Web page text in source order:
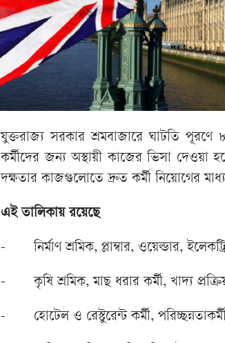
যুক্তরাজ্য সরকার শ্রমবাজারে ঘাটতি পূরণে
কর্মীদের জন্য অস্থায়ী কাজের ভিসা দেওয়া
দক্ষতার কাজগুলোতে দ্রুত কর্মী নিয়োগের
এই তালিকায় রয়েছে
- নির্মাণ শ্রমিক, প্লাম্বার, ওয়েল্ডার,
- কৃষি শ্রমিক, মাছ ধরার কর্মী, খাদ্য
- হোটেল ও রেস্টুরেন্ট কর্মী,